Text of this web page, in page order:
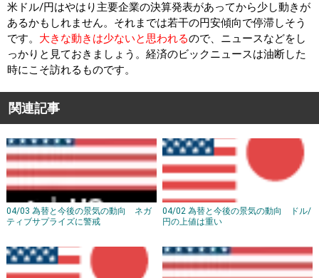
米ドル/円はやはり主要企業の決算発表があってから少し動きが
あるかもしれません。それまでは若干の円安傾向で停滞しそう
です。 大きな動きは少ないと思われるので、ニュースなどをし
っかりと見ておきましょう。経済のビックニュースは油断した
時にこそ訪れるものです。
関連記事
04/03 為替と今後の景気の動向 ネガ
ティブサプライズに警戒
04/02 為替と今後の景気の動向 ドル/
円の上値は重い